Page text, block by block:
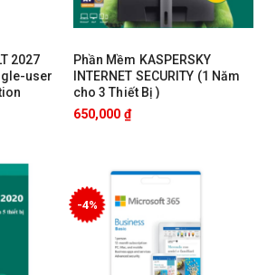
2027
user
– 12
Phần Mềm KASPERSKY
INTERNET SECURITY (1 Năm
cho 3 Thiết Bị )
650,000 ₫
-4%